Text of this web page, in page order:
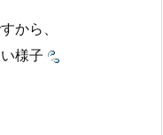
から、
様子